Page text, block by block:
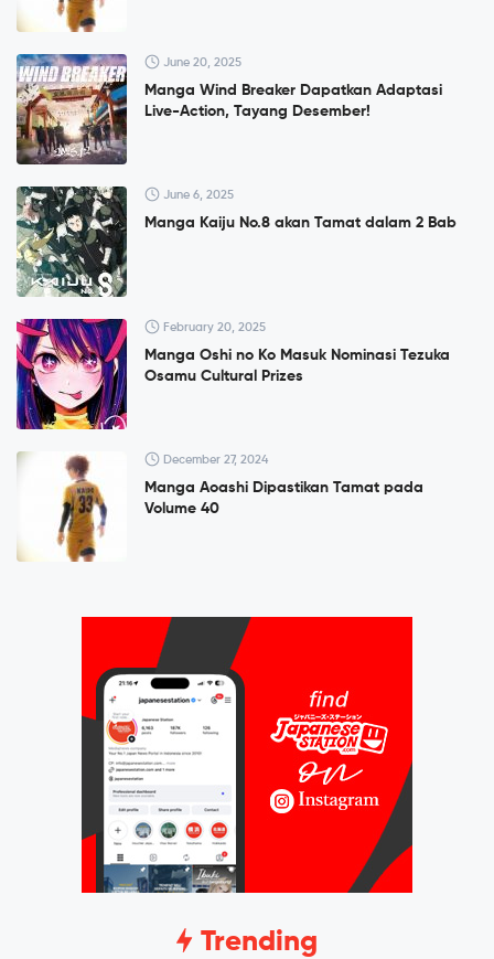
June 20, 2025
Manga Wind Breaker Dapatkan Adaptasi
Live-Action, Tayang Desember!
June 6, 2025
Manga Kaiju No.8 akan Tamat dalam 2 Bab
February 20, 2025
Manga Oshi no Ko Masuk Nominasi Tezuka
Osamu Cultural Prizes
December 27, 2024
Manga Aoashi Dipastikan Tamat pada
Volume 40
Trending